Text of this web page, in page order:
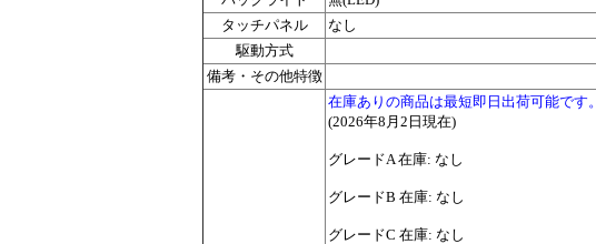
タッチパネル
なし
駆動方式
備考・その他特徴
在庫ありの商品は最短即日出荷可能です。
(2026年8月2日現在)
グレードA 在庫: なし
グレードB 在庫: なし
グレードC 在庫: なし